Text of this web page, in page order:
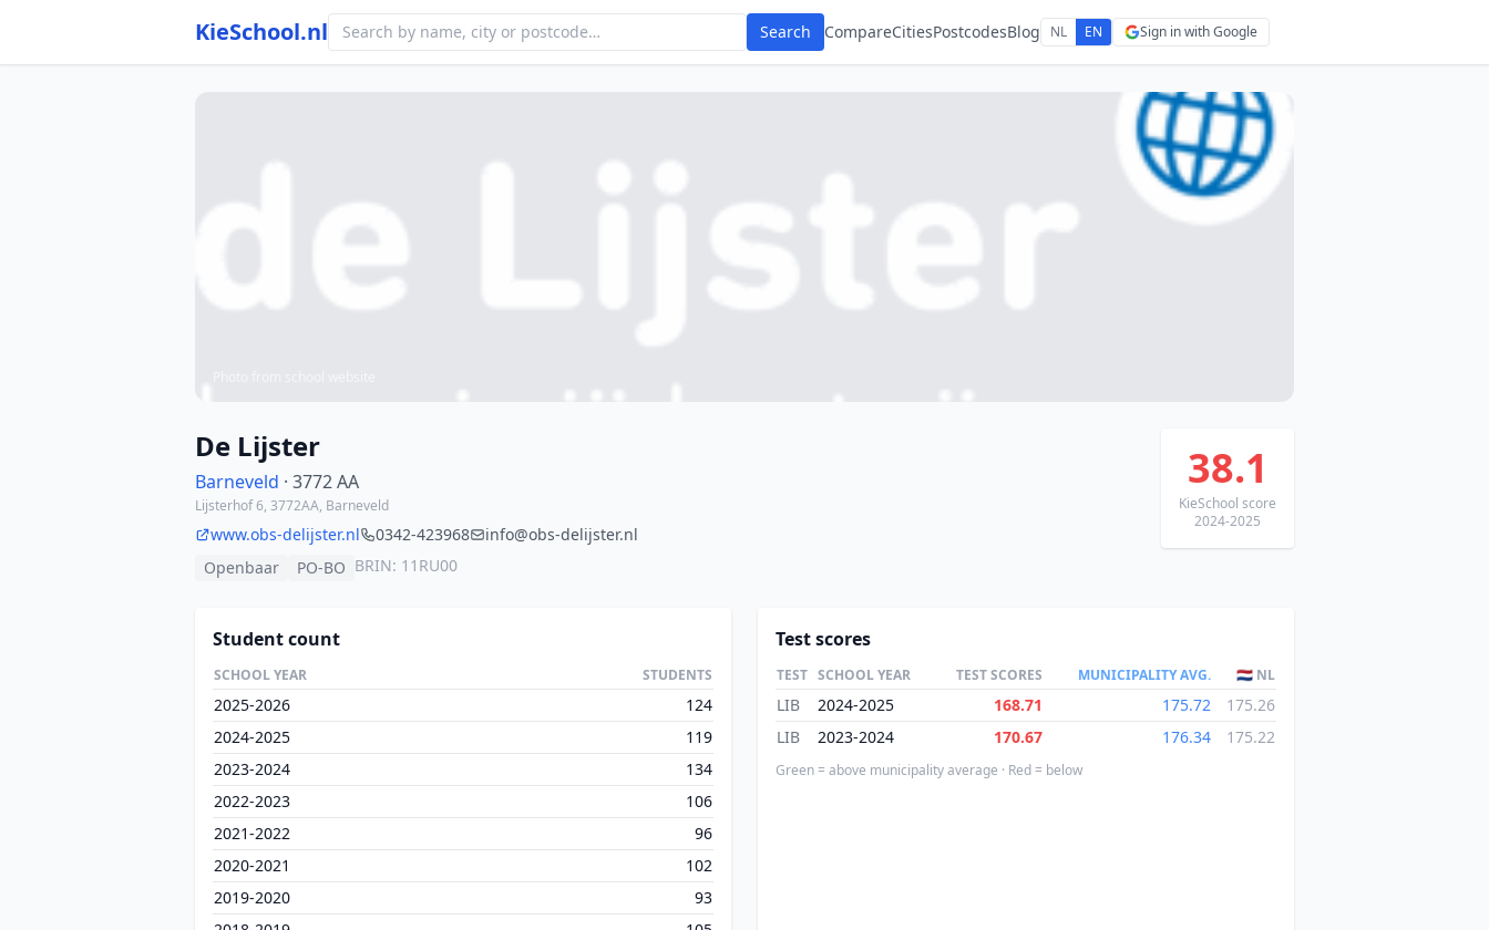
KieSchool.nl Search CompareCitiesPostcodesBlog NL EN Sign in with Google
De Lijster
Barneveld · 3772 AA
Lijsterhof 6, 3772AA, Barneveld
www.obs-delijster.nl 0342-423968
info@obs-delijster.nl
Openbaar
PO-BO BRIN: 11RU00
38.1
KieSchool score
2024-2025
Student count
SCHOOL YEAR STUDENTS
2025-2026
124
2024-2025
119
2023-2024
134
2022-2023
106
2021-2022
96
2020-2021
102
2019-2020
93
Test scores
TEST SCHOOL YEAR TEST SCORES MUNICIPALITY AVG. 🇳🇱 NL
LIB 2024-2025 168.71 175.72
175.26
LIB
2023-2024 170.67 176.34 175.22
Green = above municipality average · Red = below